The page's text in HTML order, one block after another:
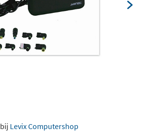
bij Levix Computershop